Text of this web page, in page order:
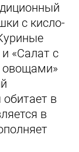
с кисло-
«Салат с
овощами»
обитает в
в